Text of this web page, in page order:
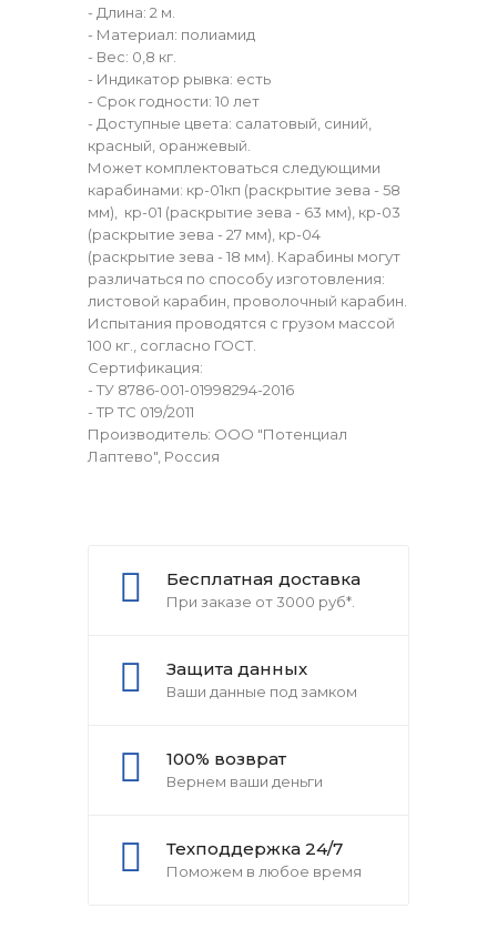
- Длина: 2 м.
- Материал: полиамид
- Вес: 0,8 кг.
- Индикатор рывка: есть
- Срок годности: 10 лет
- Доступные цвета: салатовый, синий,
красный, оранжевый.
Может комплектоваться следующими
карабинами: кр-01кп (раскрытие зева - 58
мм), кр-01 (раскрытие зева - 63 мм), кр-03
(раскрытие зева - 27 мм), кр-04
(раскрытие зева - 18 мм). Карабины могут
различаться по способу изготовления:
листовой карабин, проволочный карабин.
Испытания проводятся с грузом массой
100 кг., согласно ГОСТ.
Сертификация:
- ТУ 8786-001-01998294-2016
- ТР ТС 019/2011
Производитель: ООО "Потенциал
Лаптево", Россия
Бесплатная доставка
При заказе от 3000 руб*.
Защита данных
Ваши данные под замком
100% возврат
Вернем ваши деньги
Техподдержка 24/7
Поможем в любое время